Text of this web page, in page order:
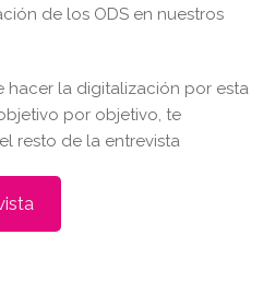
de los ODS en nuestros
hacer la digitalización por esta
por objetivo, te
resto de la entrevista